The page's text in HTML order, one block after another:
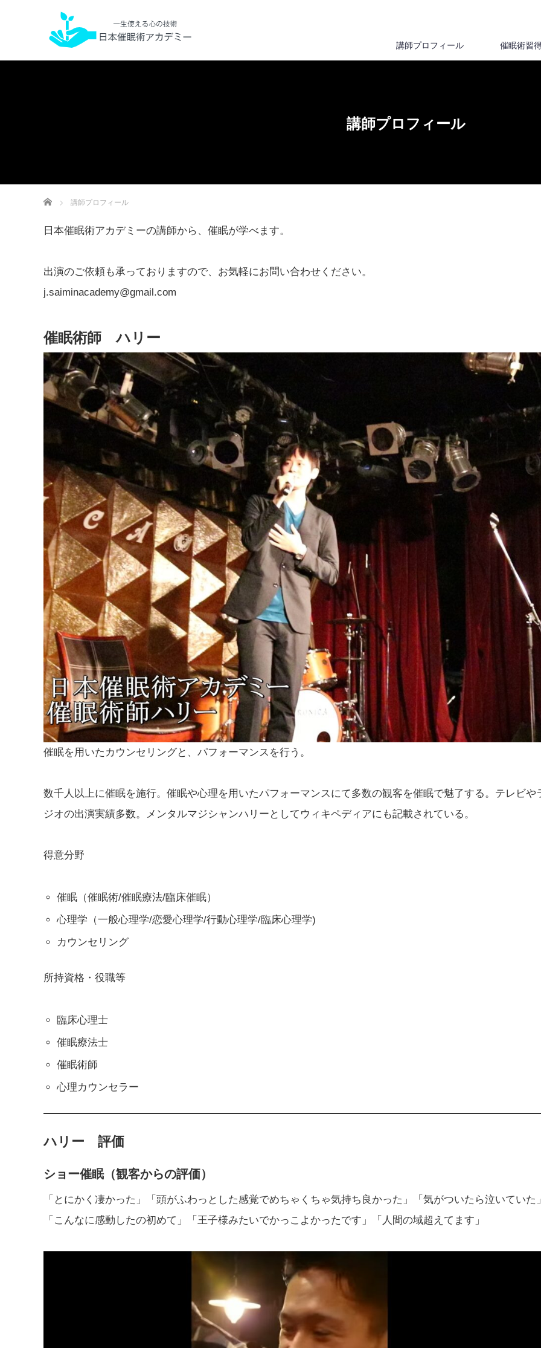
講師プロフィール 催眠術習
講師プロフィール
ホーム 講師プロフィール
日本催眠術アカデミーの講師から、催眠が学べます。
出演のご依頼も承っておりますので、お気軽にお問い合わせください。
j.saiminacademy@gmail.com
催眠術師 ハリー
催眠を用いたカウンセリングと、パフォーマンスを行う。
数千人以上に催眠を施行。 催眠や心理を用いたパフォーマンスにて多数の観客を催眠で魅了する。 テレビや
ジオの出演実績多数。メンタルマジシャンハリーとしてウィキペディアにも記載されている。
得意分野
催眠（催眠術/催眠療法/臨床催眠）
心理学（一般心理学/恋愛心理学/行動心理学/臨床心理学)
カウンセリング
所持資格・役職等
臨床心理士
催眠療法士
催眠術師
心理カウンセラー
ハリー 評価
ショー催眠（観客からの評価）
「とにかく凄かった」「頭がふわっとした感覚でめちゃくちゃ気持ち良かった」「気がついたら泣いていた
「こんなに感動したの初めて」「王子様みたいでかっこよかったです」「人間の域超えてます」